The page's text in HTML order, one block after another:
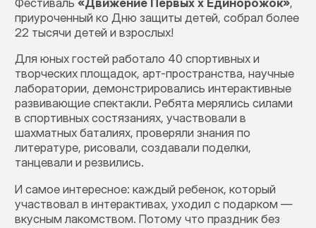
приуроченный ко Дню защиты детей, собрал более
22 тысячи детей и взрослых!
Для юных гостей работало 40 спортивных и
творческих площадок, арт-пространства, научные
лаборатории, демонстрировались интерактивные
развивающие спектакли. Ребята мерялись силами
в спортивных состязаниях, участвовали в
шахматных баталиях, проверяли знания по
литературе, рисовали, создавали поделки,
танцевали и резвились.
И самое интересное: каждый ребенок, который
участвовал в интерактивах, уходил с подарком —
вкусным лакомством. Потому что праздник без